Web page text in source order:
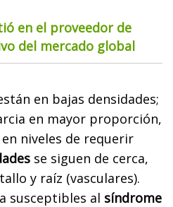
en el proveedor de
del mercado global
en bajas densidades;
en mayor proporción,
niveles de requerir
se siguen de cerca,
y raíz (vasculares).
susceptibles al síndrome